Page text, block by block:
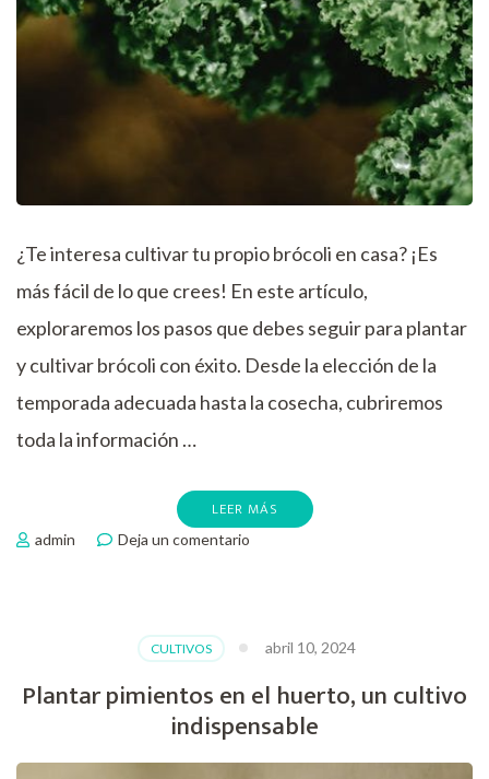
¿Te interesa cultivar tu propio brócoli en casa? ¡Es
más fácil de lo que crees! En este artículo,
exploraremos los pasos que debes seguir para plantar
y cultivar brócoli con éxito. Desde la elección de la
temporada adecuada hasta la cosecha, cubriremos
toda la información …
LEER MÁS
admin Deja un comentario
CULTIVOS abril 10, 2024
Plantar pimientos en el huerto, un cultivo
indispensable